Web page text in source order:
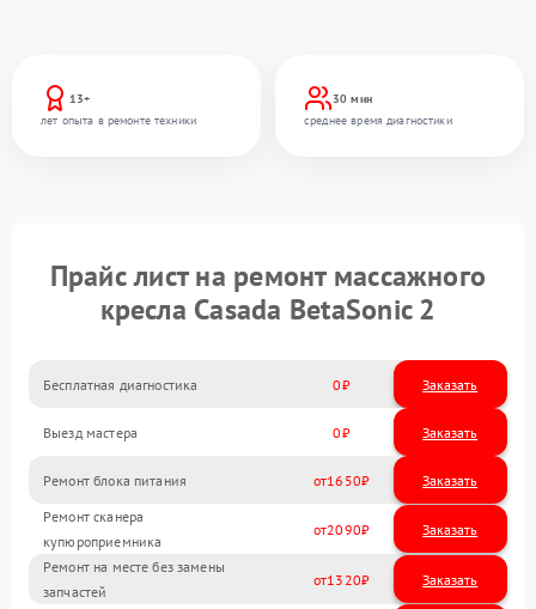
13+
лет опыта в ремонте техники
30 мин
среднее время диагностики
Прайс лист на ремонт массажного
кресла Casada BetaSonic 2
Бесплатная диагностика 0 Заказать
Выезд мастера 0 Заказать
Ремонт блока питания 1650
Ремонт сканера
купюроприемника
2090
Ремонт на месте без замены
запчастей
1320